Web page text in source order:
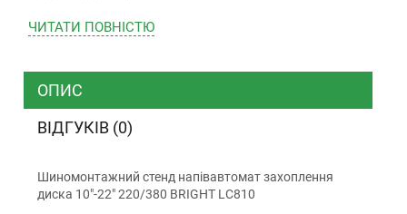
ТК “Justin”
ТК ”УкрПошта”
Готівкою (тільки для Києва)
ЧИТАТИ ПОВНIСТЮ
ОПИС
ВІДГУКІВ (0)
Шиномонтажний стенд напівавтомат захоплення
диска 10"-22" 220/380 BRIGHT LC810